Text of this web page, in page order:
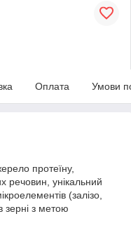
Оплата Умови
протеїну,
речовин, унікальний
(залізо,
з метою